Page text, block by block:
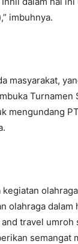
imbuhnya.
masyarakat,
Turnamen
mengundang
kegiatan
olahraga dalam
travel umroh
semangat